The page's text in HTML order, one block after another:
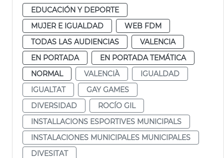
EDUCACIÓN Y DEPORTE
MUJER E IGUALDAD
WEB FDM
TODAS LAS AUDIENCIAS
VALENCIA
EN PORTADA
EN PORTADA TEMÁTICA
NORMAL
VALENCIÀ
IGUALDAD
IGUALTAT
GAY GAMES
DIVERSIDAD
ROCÍO GIL
INSTALLACIONS ESPORTIVES MUNICIPALS
INSTALACIONES MUNICIPALES MUNICIPALES
DIVESITAT